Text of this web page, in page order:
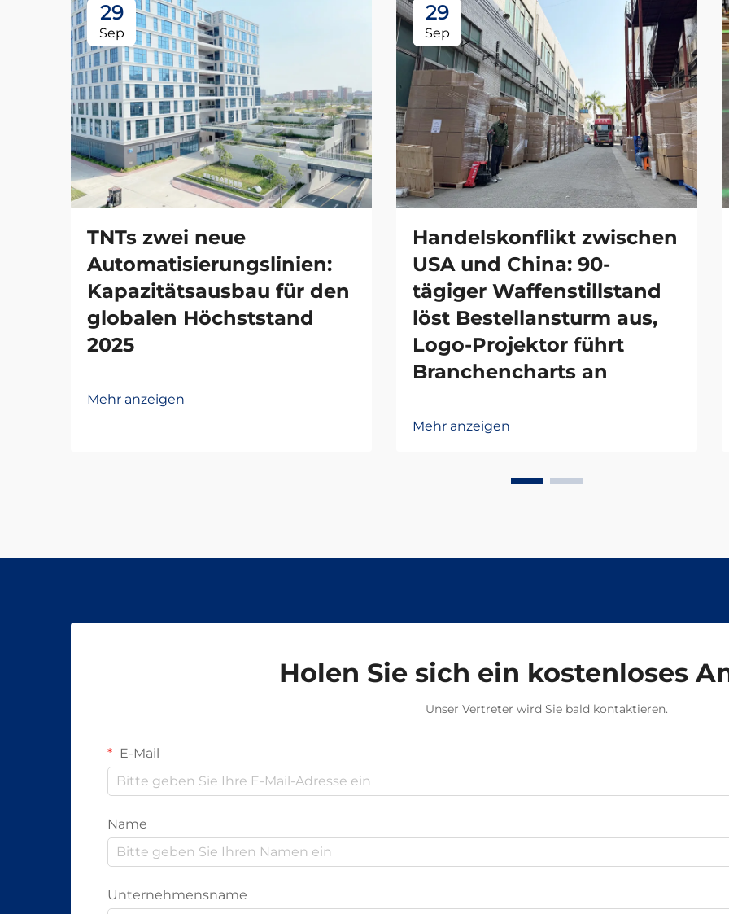
29
Sep
TNTs zwei neue
Automatisierungslinien:
Kapazitätsausbau für den
globalen Höchststand
2025
Mehr anzeigen
29
Sep
Handelskonflikt zwischen
USA und China: 90-
tägiger Waffenstillstand
löst Bestellansturm aus,
Logo-Projektor führt
Branchencharts an
Mehr anzeigen
Holen Sie sich ein kostenloses
Unser Vertreter wird Sie bald kontaktieren.
E-Mail
Name
Unternehmensname